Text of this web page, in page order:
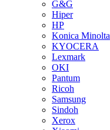
G&G
Hiper
HP
Konica Minolta
KYOCERA
Lexmark
OKI
Pantum
Ricoh
Samsung
Sindoh
Xerox